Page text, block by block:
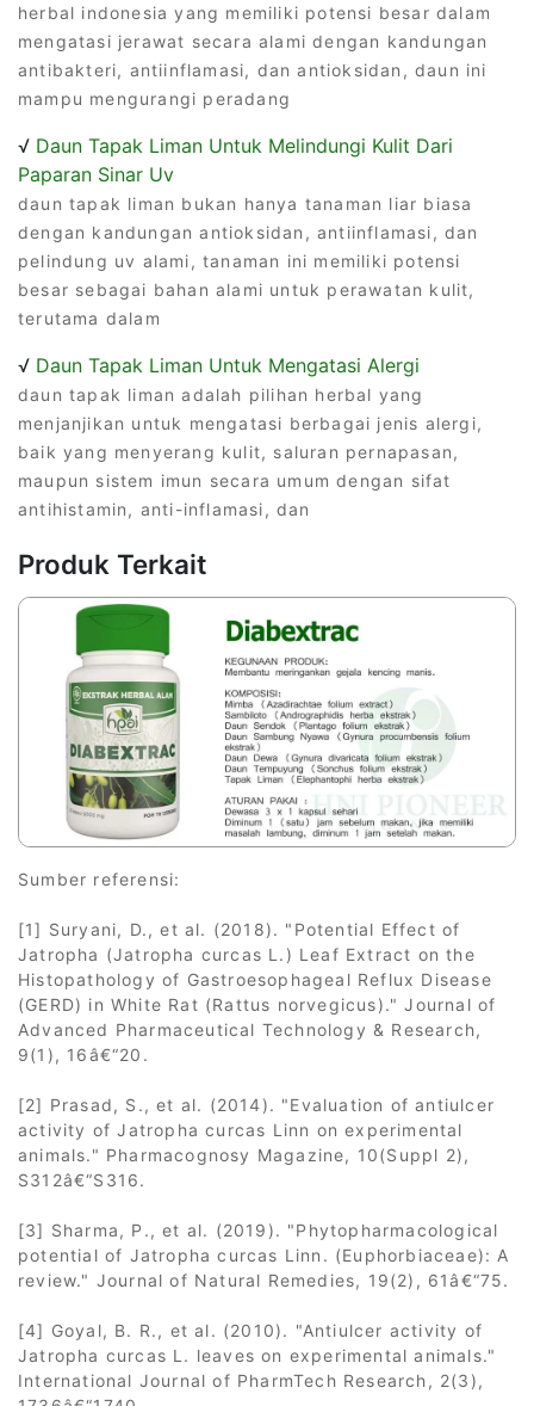
herbal indonesia yang memiliki potensi besar dalam
mengatasi jerawat secara alami dengan kandungan
antibakteri, antiinflamasi, dan antioksidan, daun ini
mampu mengurangi peradang
√ Daun Tapak Liman Untuk Melindungi Kulit Dari
Paparan Sinar Uv
daun tapak liman bukan hanya tanaman liar biasa
dengan kandungan antioksidan, antiinflamasi, dan
pelindung uv alami, tanaman ini memiliki potensi
besar sebagai bahan alami untuk perawatan kulit,
terutama dalam
√ Daun Tapak Liman Untuk Mengatasi Alergi
daun tapak liman adalah pilihan herbal yang
menjanjikan untuk mengatasi berbagai jenis alergi,
baik yang menyerang kulit, saluran pernapasan,
maupun sistem imun secara umum dengan sifat
antihistamin, anti-inflamasi, dan
Produk Terkait
Sumber referensi:
[1] Suryani, D., et al. (2018). "Potential Effect of
Jatropha (Jatropha curcas L.) Leaf Extract on the
Histopathology of Gastroesophageal Reflux Disease
(GERD) in White Rat (Rattus norvegicus)." Journal of
Advanced Pharmaceutical Technology & Research,
9(1), 16â€“20.
[2] Prasad, S., et al. (2014). "Evaluation of antiulcer
activity of Jatropha curcas Linn on experimental
animals." Pharmacognosy Magazine, 10(Suppl 2),
S312â€“S316.
[3] Sharma, P., et al. (2019). "Phytopharmacological
potential of Jatropha curcas Linn. (Euphorbiaceae): A
review." Journal of Natural Remedies, 19(2), 61â€“75.
[4] Goyal, B. R., et al. (2010). "Antiulcer activity of
Jatropha curcas L. leaves on experimental animals."
International Journal of PharmTech Research, 2(3),